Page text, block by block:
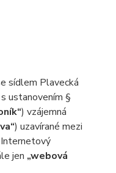
sídlem Plavecká
ustanovením §
) vzájemná
) uzavírané mezi
jen „webová